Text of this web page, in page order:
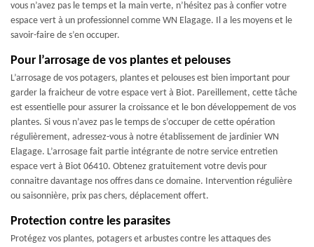
vous n’avez pas le temps et la main verte, n’hésitez pas à confier votre
espace vert à un professionnel comme WN Elagage. Il a les moyens et le
savoir-faire de s’en occuper.
Pour l’arrosage de vos plantes et pelouses
L’arrosage de vos potagers, plantes et pelouses est bien important pour
garder la fraicheur de votre espace vert à Biot. Pareillement, cette tâche
est essentielle pour assurer la croissance et le bon développement de vos
plantes. Si vous n’avez pas le temps de s’occuper de cette opération
régulièrement, adressez-vous à notre établissement de jardinier WN
Elagage. L’arrosage fait partie intégrante de notre service entretien
espace vert à Biot 06410. Obtenez gratuitement votre devis pour
connaitre davantage nos offres dans ce domaine. Intervention régulière
ou saisonnière, prix pas chers, déplacement offert.
Protection contre les parasites
Protégez vos plantes, potagers et arbustes contre les attaques des